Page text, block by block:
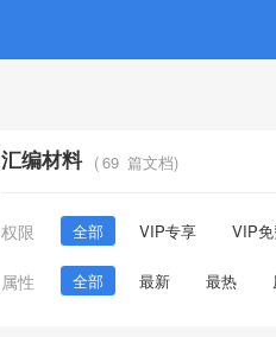
汇编材料 (69 篇文档)
权限 全部 VIP专享 VIP
属性 全部 最新 最热